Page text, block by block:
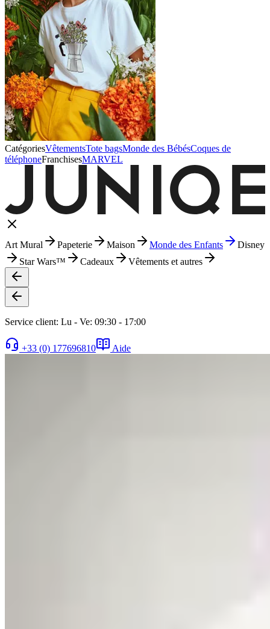
CatégoriesVêtementsTote bagsMonde des BébésCoques de
téléphoneFranchisesMARVEL
Art Mural Papeterie Maison Monde des Enfants
Disney
Star Wars™
Cadeaux Vêtements et autres
Service client: Lu - Ve: 09:30 - 17:00
+33 (0) 177696810 Aide